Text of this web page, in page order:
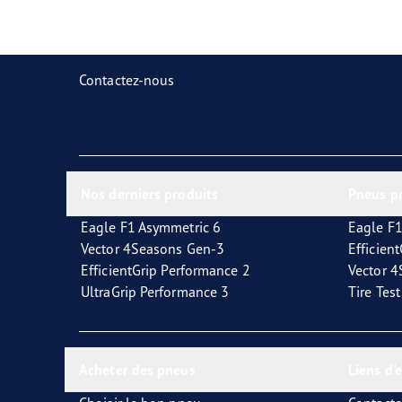
Contactez-nous
Eagle F1 Asymmetric 6
Vector 4Seasons Gen-3
EfficientGrip Performance 2
UltraGrip Performance 3
Eagle
Vector
Tire